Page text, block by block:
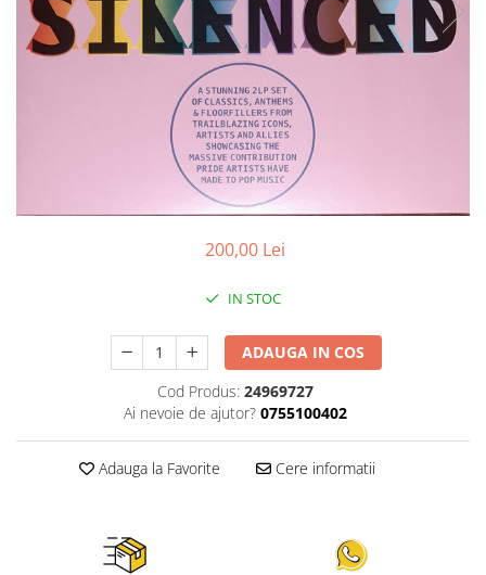
Viniluri Românești
Colecția Electrecord
200,00 Lei
IN STOC
ADAUGA IN COS
Cod Produs: 24969727
Ai nevoie de ajutor? 0755100402
Adauga la Favorite Cere informatii